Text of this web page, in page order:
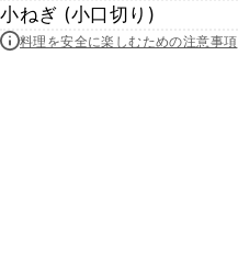
小ねぎ (小口切り)
料理を安全に楽しむための注意事項